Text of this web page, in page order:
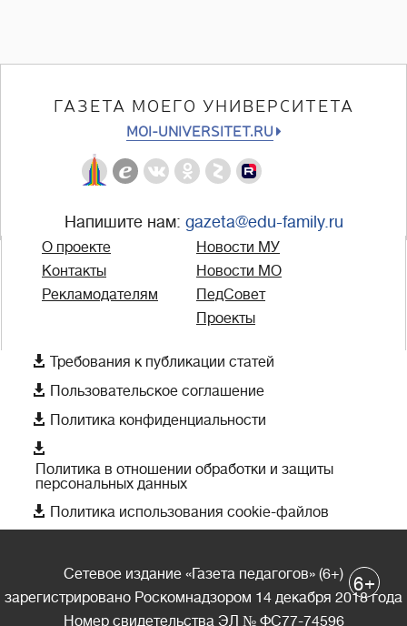
ГАЗЕТА МОЕГО УНИВЕРСИТЕТА
MOI-UNIVERSITET.RU
Напишите нам: gazeta@edu-family.ru
О проекте
Контакты
Рекламодателям
Новости МУ
Новости МО
ПедСовет
Проекты
 Требования к публикации статей
 Пользовательское соглашение
 Политика конфиденциальности

Политика в отношении обработки и защиты
персональных данных
 Политика использования cookie-файлов
Сетевое издание «Газета педагогов» (6+)
зарегистрировано Роскомнадзором 14 декабря 2018 года
Номер свидетельства ЭЛ № ФС77-74596
6+